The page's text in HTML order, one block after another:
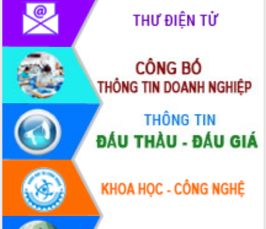
Thuột
Định vị cà phê Việt Nam như một “di
sản sống” trong dòng chảy toàn cầu
Xây dựng nông thôn mới: Nâng cao đời
sống người dân từ những mô hình thiết
thực
Quyết liệt tháo gỡ vướng mắc, đẩy
nhanh tiến độ các dự án trọng điểm
trong Khu kinh tế Nam Phú Yên
Hòn Yến phát triển du lịch gắn với bảo
tồn biển
Lấy ý kiến điều chỉnh Quy hoạch tỉnh
Đắk Lắk thời kỳ 2021-2030, tầm nhìn
đến năm 2050
Phát động chiến dịch 30 ngày đêm
giải phóng mặt bằng Tuyến đường bộ
ven biển